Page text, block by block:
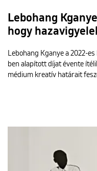
Lebohang
hogy
Lebohang Kganye a 2022-
ben alapított díjat évente
médium kreatív határait